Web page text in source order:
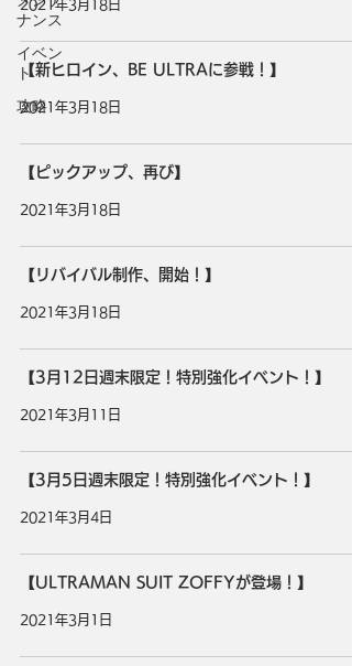
ナンス
イベン
ト
攻略
2021年3月18日
【新ヒロイン、BE ULTRAに参戦！】
2021年3月18日
【ピックアップ、再び】
2021年3月18日
【リバイバル制作、開始！】
2021年3月18日
【3月12日週末限定！特別強化イベント！】
2021年3月11日
【3月5日週末限定！特別強化イベント！】
2021年3月4日
【ULTRAMAN SUIT ZOFFYが登場！】
2021年3月1日